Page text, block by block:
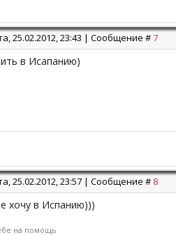
25.02.2012, 23:43 | Сообщение #7
в Исапанию)
25.02.2012, 23:57 | Сообщение # 8
хочу в Испанию)))
на помощь